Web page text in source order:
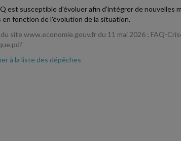
est susceptible d'évoluer afin d'intégrer de nouvelles
en fonction de l'évolution de la situation.
site www.economie.gouv.fr du 11 mai 2026 ; FAQ-
à la liste des dépêches